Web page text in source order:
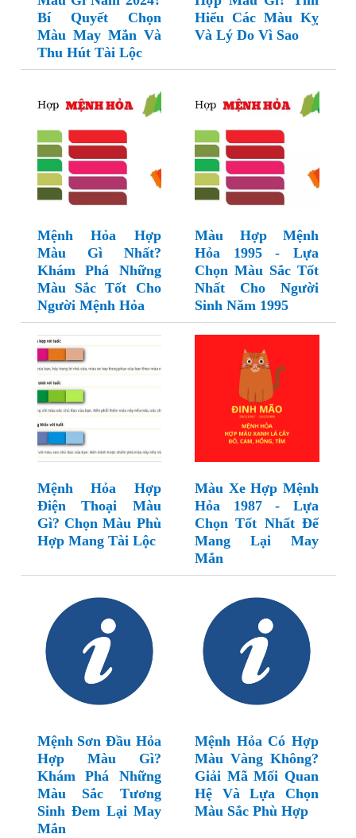
Bí Quyết Chọn
Màu May Mắn Và
Thu Hút Tài Lộc
Hiểu Các Màu Kỵ
Và Lý Do Vì Sao
Mệnh Hỏa Hợp
Màu Gì Nhất?
Khám Phá Những
Màu Sắc Tốt Cho
Người Mệnh Hỏa
Màu Hợp Mệnh
Hỏa 1995 - Lựa
Chọn Màu Sắc Tốt
Nhất Cho Người
Sinh Năm 1995
Mệnh Hỏa Hợp
Điện Thoại Màu
Gì? Chọn Màu Phù
Hợp Mang Tài Lộc
Màu Xe Hợp Mệnh
Hỏa 1987 - Lựa
Chọn Tốt Nhất Để
Mang Lại May
Mắn
Mệnh Sơn Đầu Hỏa
Hợp Màu Gì?
Khám Phá Những
Màu Sắc Tương
Sinh Đem Lại May
Mắn
Mệnh Hỏa Có Hợp
Màu Vàng Không?
Giải Mã Mối Quan
Hệ Và Lựa Chọn
Màu Sắc Phù Hợp